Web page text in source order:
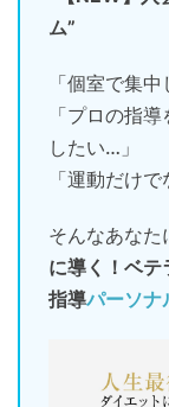
ム”
「個室で集中
「プロの指
したい…」
「運動だけ
そんなあなた
に導く！ベ
指導パーソナ